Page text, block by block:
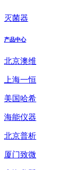
灭菌器
产品中心
北京澳维
上海一恒
美国哈希
海能仪器
北京普析
厦门致微